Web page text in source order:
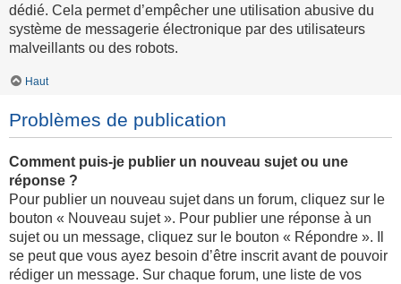
dédié. Cela permet d’empêcher une utilisation abusive du
système de messagerie électronique par des utilisateurs
malveillants ou des robots.
Haut
Problèmes de publication
Comment puis-je publier un nouveau sujet ou une
réponse ?
Pour publier un nouveau sujet dans un forum, cliquez sur le
bouton « Nouveau sujet ». Pour publier une réponse à un
sujet ou un message, cliquez sur le bouton « Répondre ». Il
se peut que vous ayez besoin d’être inscrit avant de pouvoir
rédiger un message. Sur chaque forum, une liste de vos